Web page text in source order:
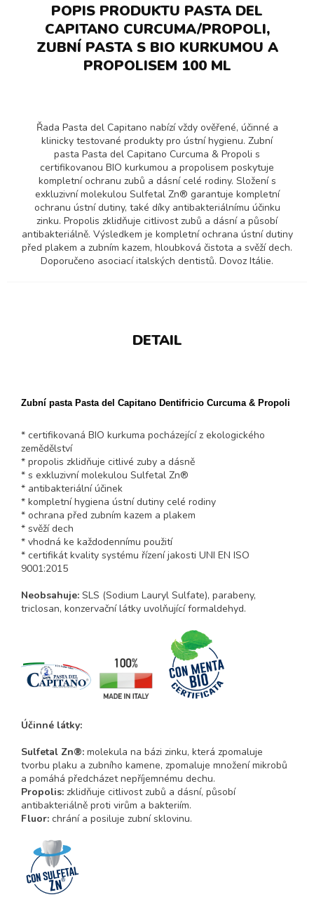
POPIS PRODUKTU PASTA DEL
CAPITANO CURCUMA/PROPOLI,
ZUBNÍ PASTA S BIO KURKUMOU A
PROPOLISEM 100 ML
Řada Pasta del Capitano nabízí vždy ověřené, účinné a
klinicky testované produkty pro ústní hygienu. Zubní
pasta Pasta del Capitano Curcuma & Propoli s
certifikovanou BIO kurkumou a propolisem poskytuje
kompletní ochranu zubů a dásní celé rodiny. Složení s
exkluzivní molekulou Sulfetal Zn® garantuje kompletní
ochranu ústní dutiny, také díky antibakteriálnímu účinku
zinku. Propolis zklidňuje citlivost zubů a dásní a působí
antibakteriálně. Výsledkem je kompletní ochrana ústní dutiny
před plakem a zubním kazem, hloubková čistota a svěží dech.
Doporučeno asociací italských dentistů. Dovoz Itálie.
DETAIL
Zubní pasta Pasta del Capitano Dentifricio Curcuma & Propoli
* certifikovaná BIO kurkuma pocházející z ekologického
zemědělství
* propolis zklidňuje citlivé zuby a dásně
* s exkluzivní molekulou Sulfetal Zn®
* antibakteriální účinek
* kompletní hygiena ústní dutiny celé rodiny
* ochrana před zubním kazem a plakem
* svěží dech
* vhodná ke každodennímu použití
* certifikát kvality systému řízení jakosti UNI EN ISO
9001:2015
Neobsahuje: SLS (Sodium Lauryl Sulfate), parabeny,
triclosan, konzervační látky uvolňující formaldehyd.
Účinné látky:
Sulfetal Zn®: molekula na bázi zinku, která zpomaluje
tvorbu plaku a zubního kamene, zpomaluje množení mikrobů
a pomáhá předcházet nepříjemnému dechu.
Propolis: zklidňuje citlivost zubů a dásní, působí
antibakteriálně proti virům a bakteriím.
Fluor: chrání a posiluje zubní sklovinu.